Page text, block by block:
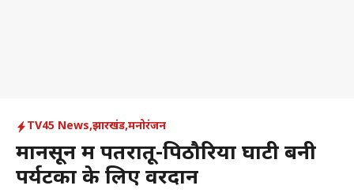
TV45 News,झारखंड,मनोरंजन
मानसून में पतरातू-पिठौरिया घाटी बनी
पर्यटकों के लिए वरदान